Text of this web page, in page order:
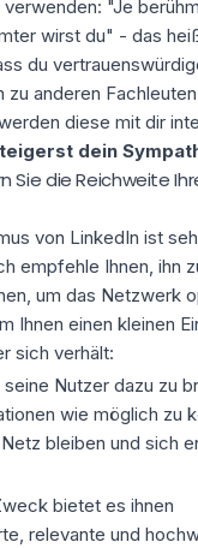
verwenden: "Je
wirst du" - das
du
zu anderen
diese mit dir
dein
Sie die Reichweite
von LinkedIn ist
empfehle Ihnen, ihn
um das Netzwerk
Ihnen einen kleinen
sich verhält:
Nutzer dazu zu
wie möglich zu
bleiben und sich
bietet es ihnen
relevante und